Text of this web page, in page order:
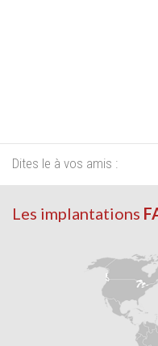
Dites le à vos amis :
Les implantations